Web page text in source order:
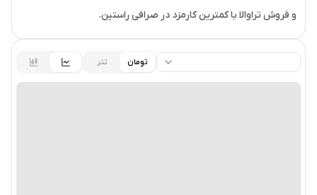
و فروش تراوالا با کمترین کارمزد در صرافی راستین.
تومان تتر